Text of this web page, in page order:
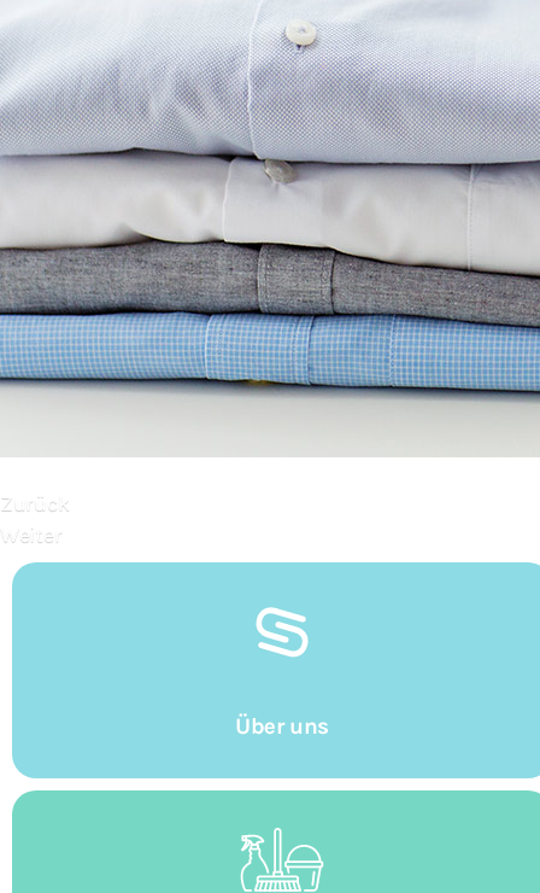
Zurück
Weiter
Über uns